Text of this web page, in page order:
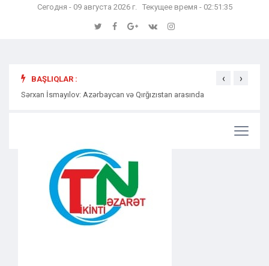
Сегодня - 09 августа 2026 г. Текущее время - 02:51:36
BAŞLIQLAR :
Sərxan İsmayılov: Azərbaycan və Qırğızıstan arasında
‹ ›